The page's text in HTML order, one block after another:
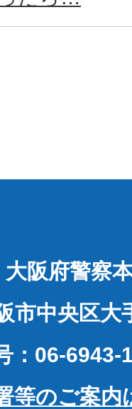
大阪府警察
市中央区大
：06-6943-
等のご案内